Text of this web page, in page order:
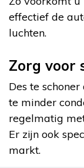
effectief de
luchten.
Zorg voor
Des te
te minder
regelmatig
Er zijn ook
markt.